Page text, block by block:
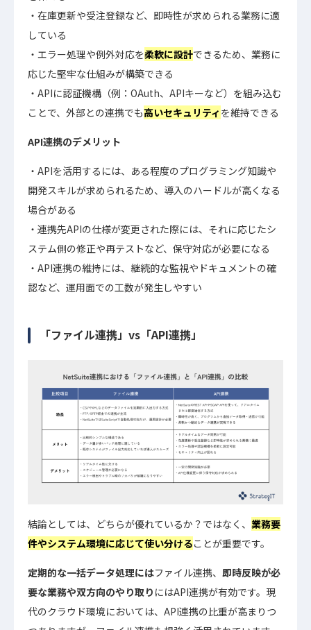
在庫更新や受注登録など、即時性が求められる業務に適
している
エラー処理や例外対応を柔軟に設計できるため、業務に
応じた堅牢な仕組みが構築できる
APIに認証機構（例：OAuth、APIキーなど）を組み込む
ことで、外部との連携でも高いセキュリティ を維持できる
API連携のデメリット
APIを活用するには、ある程度のプログラミング知識や
開発スキルが求められるため、導入のハードルが高くなる
場合がある
連携先APIの仕様が変更された際には、それに応じたシ
ステム側の修正や再テストなど、保守対応が必要になる
API連携の維持には、継続的な監視やドキュメントの確
認など、運用面での工数が発生しやすい
「ファイル連携」vs「API連携」
結論としては、どちらが優れているか？ではなく、 業務要
件やシステム環境に応じて使い分けることが重要です。
定期的な一括データ処理にはファイル連携、 即時反映が必
要な業務や双方向のやり取り にはAPI連携が有効です。現
代のクラウド環境においては、API連携の比重が高まりつ